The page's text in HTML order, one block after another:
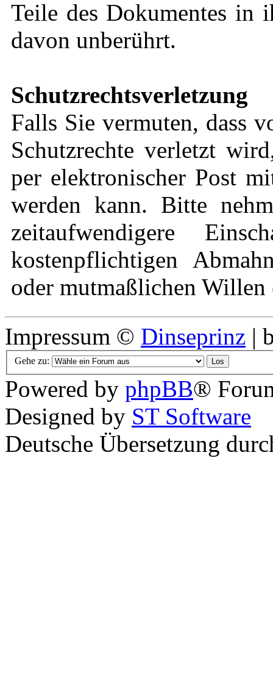
Teile des Dokumentes
davon unberührt.
Schutzrechtsverletzung
Falls Sie vermuten, dass
Schutzrechte verletzt
per elektronischer Post
werden kann. Bitte
zeitaufwendigere
kostenpflichtigen
oder mutmaßlichen Willen
Impressum © Dinseprinz |
Gehe zu:
Powered by phpBB®
Designed by ST Software
Deutsche Übersetzung